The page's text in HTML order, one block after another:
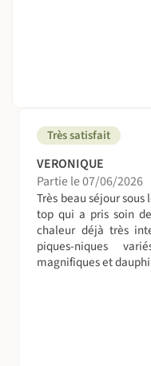
Chambre individuelle
Vous pouvez
demander à
supplément à
disponibilités.
A table !
Très satisfait
VERONIQUE
Partie le 07/06/2026
Très beau séjour sous
top qui a pris soin
chaleur déjà très
piques-niques
magnifiques et